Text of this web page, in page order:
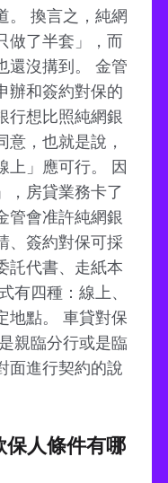
。 換言之，純網
做了半套」，而
還沒搆到。 金管
辦和簽約對保的
行想比照純網銀
意，也就是說，
上」應可行。 因
，房貸業務卡了
管會准許純網銀
、簽約對保可採
託代書、走紙本
有四種：線上、
地點。 車貸對保
親臨分行或是臨
面進行契約的說
人條件有哪